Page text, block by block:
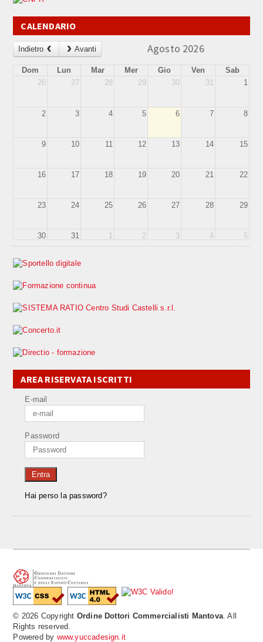
CALENDARIO
Indietro Avanti Agosto 2026
Dom Lun Mar Mer Gio Ven
Sab
26
27 28 29 30 31 1
2 3 4 5 6 7 8
9 10 11 12 13 14 15
16 17 18 19 20 21 22
23 24 25 26 27 28 29
30 31 1 2 3 4 5
AREA RISERVATA ISCRITTI
E-mail
Password
Entra
Hai perso la password?
© 2026 Copyright Ordine Dottori Commercialisti Mantova. All
Rights reserved.
Powered by www.yuccadesign.it